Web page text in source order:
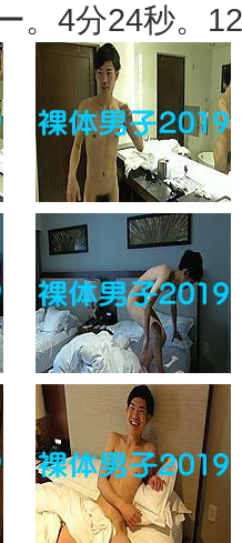
。4分24秒。